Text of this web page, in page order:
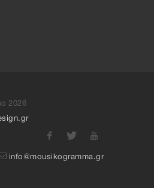
2026
info@mousikogramma.gr